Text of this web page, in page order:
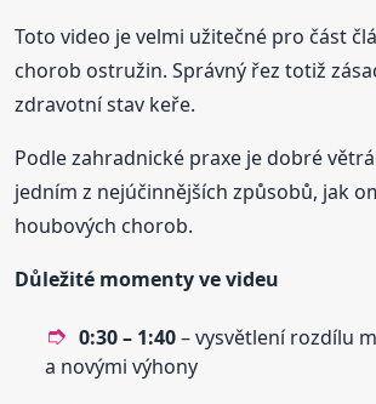
Toto video je velmi užitečné pro část
chorob ostružin. Správný řez totiž
zdravotní stav keře.
Podle zahradnické praxe je dobré
jedním z nejúčinnějších způsobů, jak
houbových chorob.
Důležité momenty ve videu
0:30 – 1:40– vysvětlení rozdílu
a novými výhony